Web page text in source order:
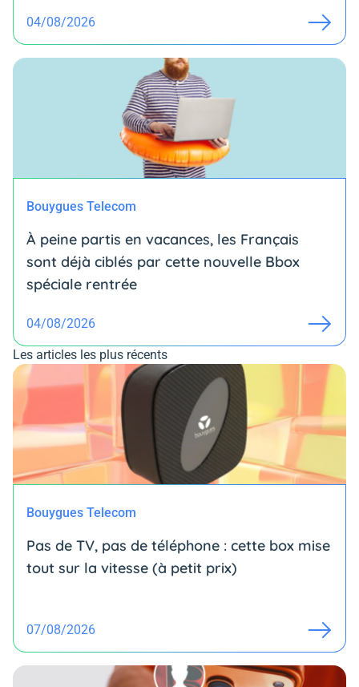
04/08/2026
Bouygues Telecom
À peine partis en vacances, les Français
sont déjà ciblés par cette nouvelle Bbox
spéciale rentrée
04/08/2026
Les articles les plus récents
Bouygues Telecom
Pas de TV, pas de téléphone : cette box mise
tout sur la vitesse (à petit prix)
07/08/2026